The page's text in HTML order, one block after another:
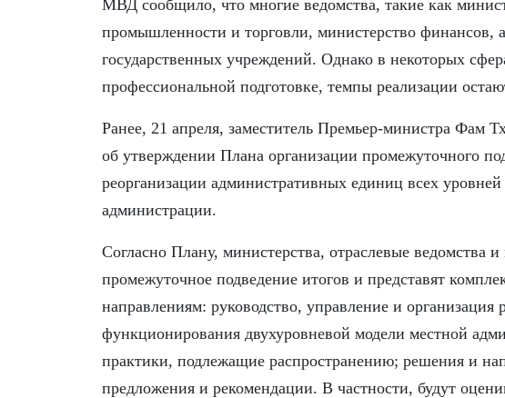
МВД сообщило, что многие ведомства, такие как
промышленности и торговли, министерство финансов,
государственных учреждений. Однако в некоторых
профессиональной подготовке, темпы реализации
Ранее, 21 апреля, заместитель Премьер-министра Фам
об утверждении Плана организации промежуточного
реорганизации административных единиц всех
администрации.
Согласно Плану, министерства, отраслевые ведомства
промежуточное подведение итогов и представят
направлениям: руководство, управление и организация
функционирования двухуровневой модели местной
практики, подлежащие распространению; решения и
предложения и рекомендации. В частности, будут